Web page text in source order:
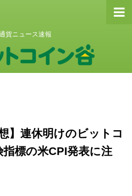
貨ニュース速報
】連休明けのビットコ
標の米CPI発表に注